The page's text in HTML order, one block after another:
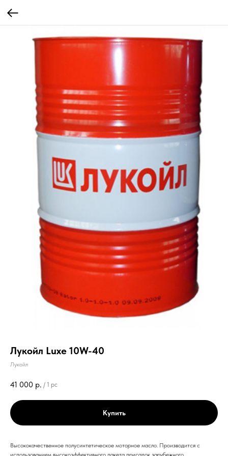
Лукойл Luxe 10W-40
Лукойл
41 000 р. / 1 pc
Купить
Высококачественное полусинтетическое моторное масло. Производится с
использованием высокоэффективного пакета присадок зарубежного